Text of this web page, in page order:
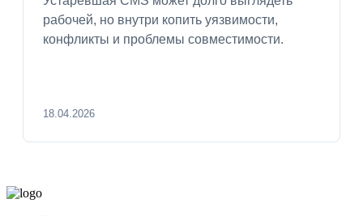
рабочей, но внутри копить уязвимости,
конфликты и проблемы совместимости.
18.04.2026